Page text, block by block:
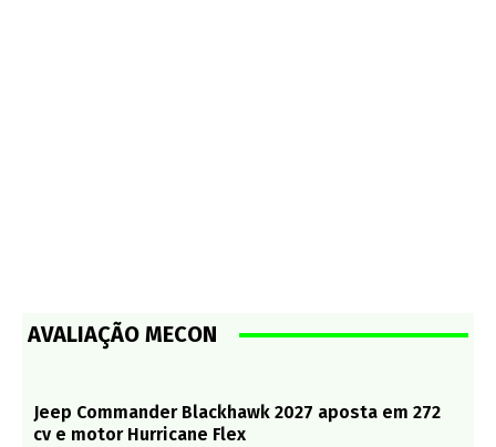
AVALIAÇÃO MECON
Jeep Commander Blackhawk 2027 aposta em 272
cv e motor Hurricane Flex